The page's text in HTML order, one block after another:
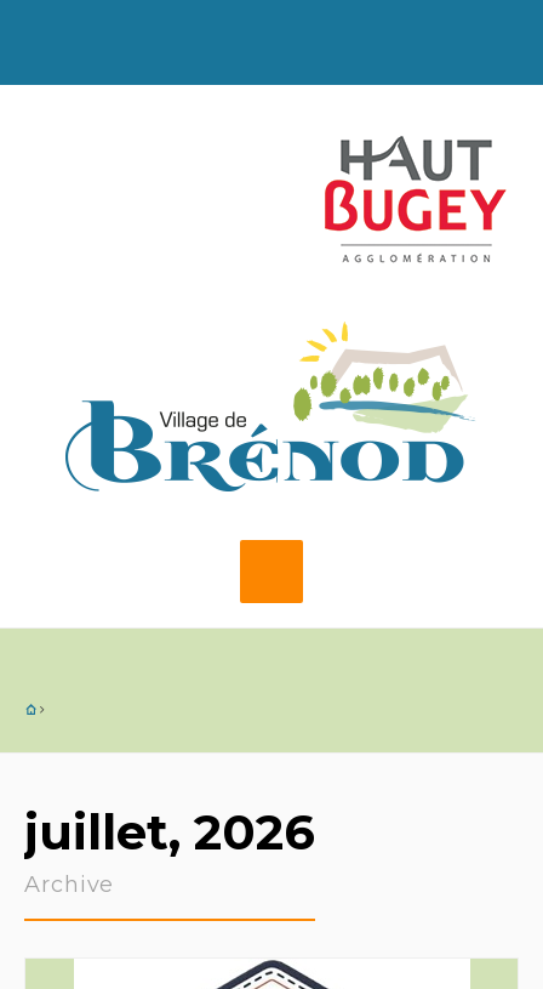
juillet, 2026
Archive